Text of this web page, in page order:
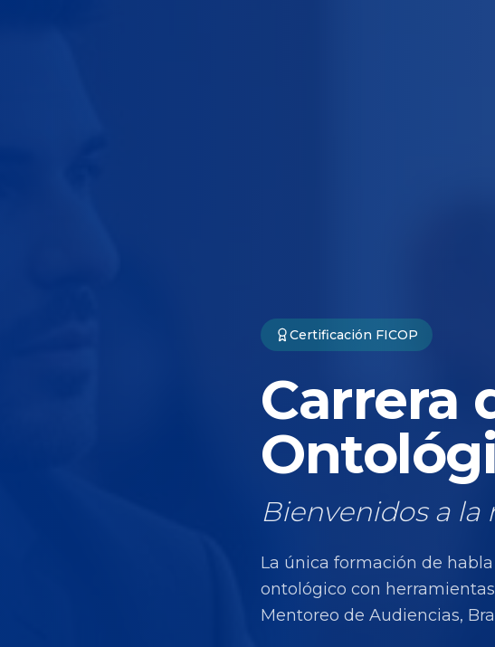
Certificación FICOP
Carrera
Bienvenidos a la
La única formación de
ontológico con
Mentoreo de Audiencias,